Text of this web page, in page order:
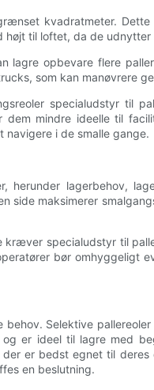
kvadratmeter. Dette
højt til loftet, da de
lagre opbevare flere
som kan manøvrere
specialudstyr til
mindre ideelle til
i de smalle gange.
lagerbehov,
side maksimerer
kræver specialudstyr til
bør omhyggeligt
Selektive
er ideel til lagre med
er bedst egnet til
en beslutning.